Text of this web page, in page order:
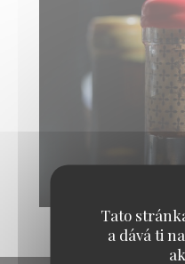
Tato
a dává ti